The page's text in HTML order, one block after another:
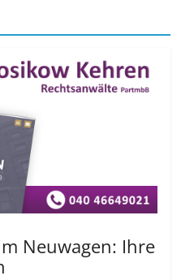
Neuwagen: Ihre